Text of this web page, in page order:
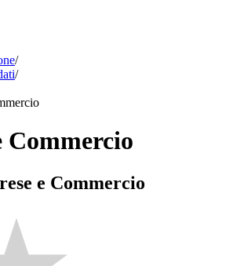
/
/
Commercio
e Commercio